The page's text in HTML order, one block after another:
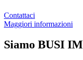
Contattaci
Maggiori informazioni
Siamo BUSI